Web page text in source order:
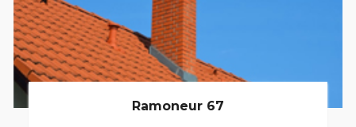
Ramoneur 67